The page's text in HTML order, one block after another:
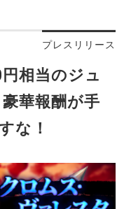
プレスリリース
円相当のジュ
華報酬が手
な！